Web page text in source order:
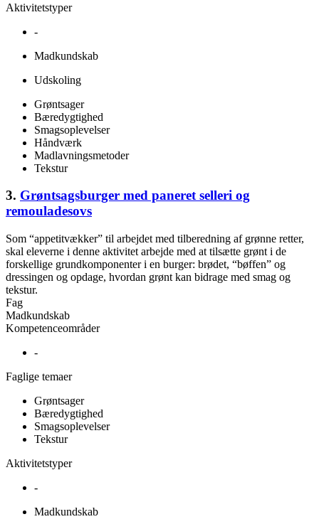
Aktivitetstyper
-
Madkundskab
Udskoling
Grøntsager
Bæredygtighed
Smagsoplevelser
Håndværk
Madlavningsmetoder
Tekstur
3. Grøntsagsburger med paneret selleri og
remouladesovs
Som “appetitvækker” til arbejdet med tilberedning af grønne retter,
skal eleverne i denne aktivitet arbejde med at tilsætte grønt i de
forskellige grundkomponenter i en burger: brødet, “bøffen” og
dressingen og opdage, hvordan grønt kan bidrage med smag og
tekstur.
Fag
Madkundskab
Kompetenceområder
-
Faglige temaer
Grøntsager
Bæredygtighed
Smagsoplevelser
Tekstur
Aktivitetstyper
-
Madkundskab